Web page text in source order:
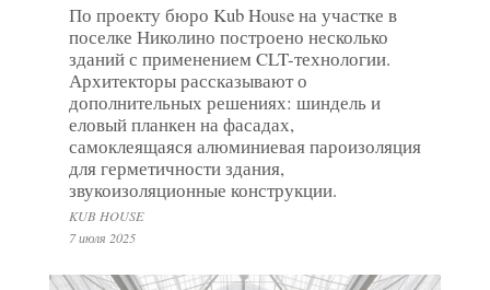
По проекту бюро Kub House на участке в
поселке Николино построено несколько
зданий с применением CLT-технологии.
Архитекторы рассказывают о
дополнительных решениях: шиндель и
еловый планкен на фасадах,
самоклеящаяся алюминиевая пароизоляция
для герметичности здания,
звукоизоляционные конструкции.
KUB HOUSE
7 июля 2025